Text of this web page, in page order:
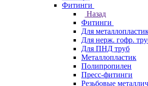
Фитинги
Назад
Фитинги
Для
Для нерж. гофр.
Для ПНД труб
Металлопластик
Полипропилен
Пресс-фитинги
Резьбовые